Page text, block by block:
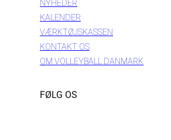
NYHEDER
KALENDER
VÆRKTØJSKASSEN
KONTAKT OS
OM VOLLEYBALL DANMARK
FØLG OS